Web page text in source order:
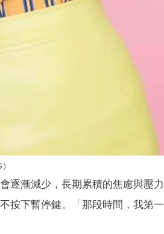
逐漸減少，長期累積的焦慮與壓
按下暫停鍵。「那段時間，我第